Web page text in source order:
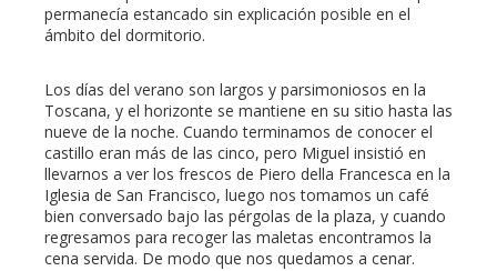
permanecía estancado sin explicación posible en el
ámbito del dormitorio.
Los días del verano son largos y parsimoniosos en la
Toscana, y el horizonte se mantiene en su sitio hasta las
nueve de la noche. Cuando terminamos de conocer el
castillo eran más de las cinco, pero Miguel insistió en
llevarnos a ver los frescos de Piero della Francesca en la
Iglesia de San Francisco, luego nos tomamos un café
bien conversado bajo las pérgolas de la plaza, y cuando
regresamos para recoger las maletas encontramos la
cena servida. De modo que nos quedamos a cenar.